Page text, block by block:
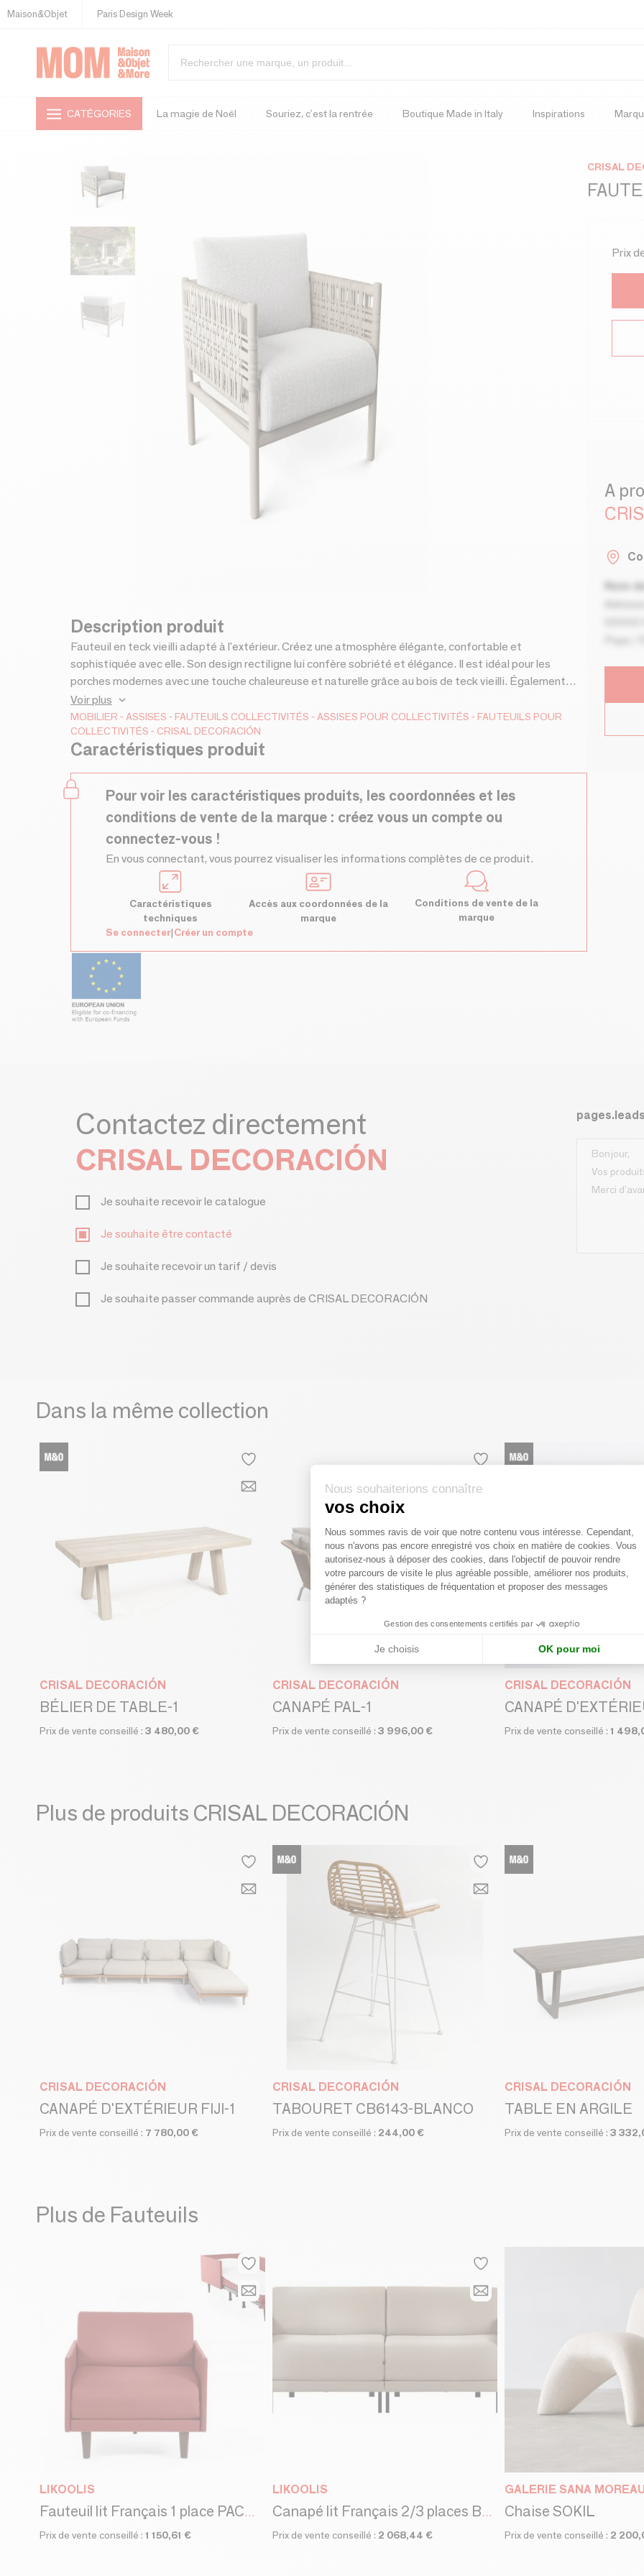
Maison&Objet Paris Design Week
CATÉGORIES La magie de Noël Souriez, c'est la rentrée Boutique Made in Italy Inspirations
Description produit
Fauteuil en teck vieilli adapté à l'extérieur. Créez une atmosphère élégante, confortable et
sophistiquée avec elle. Son design rectiligne lui confère sobriété et élégance. Il est idéal pour les
porches modernes avec une touche chaleureuse et naturelle grâce au bois de teck vieilli. Également
disponible sous forme de canapé pour créer un ensemble extérieur dans votre espace détente. Vendu
séparément. Dimensions : 85,5 x 83 x 69,5. Hauteur du siège : 47 (prix hors travail)
Voir plus
MOBILIER ASSISES FAUTEUILS COLLECTIVITÉS ASSISES POUR COLLECTIVITÉS
FAUTEUILS POUR
COLLECTIVITÉS
CRISAL DECORACIÓN
Caractéristiques produit
Pour voir les caractéristiques produits, les coordonnées et les
conditions de vente de la marque : créez vous un compte ou
connectez-vous !
En vous connectant, vous pourrez visualiser les informations complètes de ce produit.
Caractéristiques
techniques
Accès aux coordonnées de la
marque
Conditions de vente de la
marque
Se connecter|Créer un compte
CRISAL
Prix
A
Nom
Contactez directement
CRISAL DECORACIÓN
Je souhaite recevoir le catalogue
Je souhaite être contacté
Je souhaite recevoir un tarif / devis
Je souhaite passer commande auprès de CRISAL DECORACIÓN
Dans la même collection
CRISAL DECORACIÓN
BÉLIER DE TABLE-1
Prix de vente conseillé : 3 480,00 €
CRISAL DECORACIÓN
CANAPÉ PAL-1
Prix de vente conseillé : 3 996,00 €
CRISAL DECORACIÓN
CANAPÉ
Prix de vente conseillé : 1
Plus de produits CRISAL DECORACIÓN
CRISAL DECORACIÓN
CANAPÉ D'EXTÉRIEUR FIJI-1
Prix de vente conseillé : 7 780,00 €
CRISAL DECORACIÓN
TABOURET CB6143-BLANCO
Prix de vente conseillé : 244,00 €
CRISAL DECORACIÓN
TABLE EN ARGILE
Prix de vente conseillé : 3
Plus de Fauteuils
LIKOOLIS
Fauteuil lit Français 1 place PACHA 70 MEDIUM accoudoirs amovibles : Coloris - Velours Brunei / 33 - BLEU CANARD
Prix de vente conseillé : 1 150,61 €
LIKOOLIS
Canapé lit Français 2/3 places BOSS DUO 160 MEDIUM accoudoirs amovibles : Coloris - Tissu / MARRON CHINé - Filo - Taupe
Prix de vente conseillé : 2 068,44 €
GALERIE SANA MOREAU
Chaise SOKIL
Prix de vente conseillé : 2
Nous souhaiterions connaître
vos choix
Plateforme de Gestion du
Nous sommes ravis de voir que notre contenu vous intéresse. Cependant,
nous n'avons pas encore enregistré vos choix en matière de cookies. Vous
autorisez-nous à déposer des cookies, dans l'objectif de pouvoir rendre
votre parcours de visite le plus agréable possible, améliorer nos produits,
générer des statistiques de fréquentation et proposer des messages
adaptés ?
Gestion des consentements certifiés par
Je choisis OK pour moi
Axeptio consent